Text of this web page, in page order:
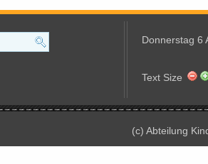
Donnerstag 6
Text Size
(c) Abteilung